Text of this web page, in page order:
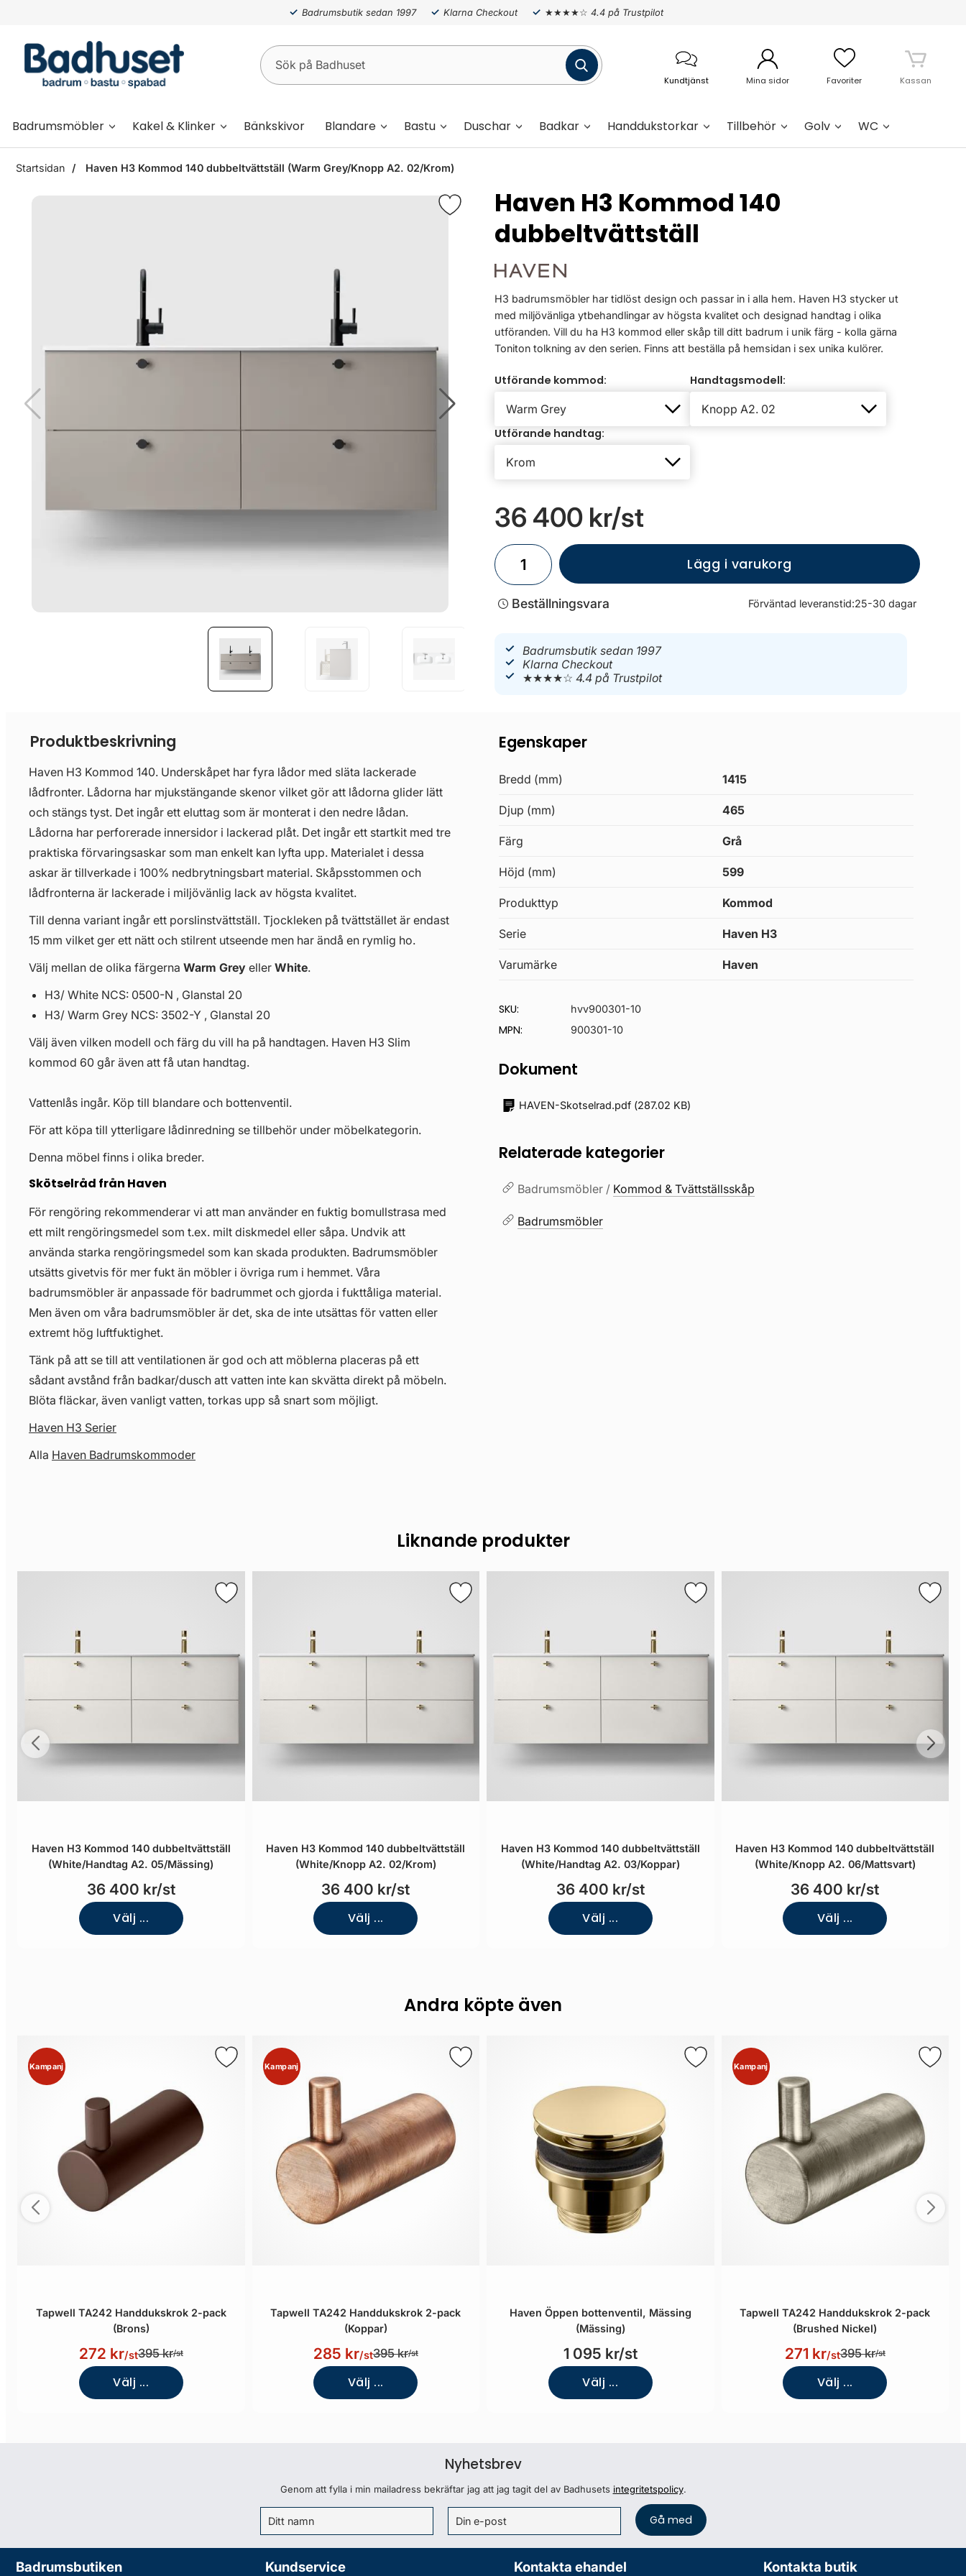
Badrumsbutik sedan 1997 Klarna Checkout ★★★★☆ 4.4 på Trustpilot
Kundtjänst Mina sidor Favoriter Kassan
Badrumsmöbler Kakel & Klinker Bänkskivor Blandare Bastu Duschar Badkar Handdukstorkar Tillbehör Golv WC
Startsidan Haven H3 Kommod 140 dubbeltvättställ (Warm Grey/Knopp A2. 02/Krom)
Haven H3 Kommod 140
dubbeltvättställ
H3 badrumsmöbler har tidlöst design och passar in i alla hem. Haven H3 stycker ut
med miljövänliga ytbehandlingar av högsta kvalitet och designad handtag i olika
utföranden. Vill du ha H3 kommod eller skåp till ditt badrum i unik färg - kolla gärna
Toniton tolkning av den serien. Finns att beställa på hemsidan i sex unika kulörer.
Utförande kommod: Handtagsmodell:
Utförande handtag:
36 400 kr/st
Lägg i varukorg
Beställningsvara Förväntad leveranstid:25-30 dagar
Badrumsbutik sedan 1997
Klarna Checkout
★★★★☆4.4 på Trustpilot
Produktbeskrivning
Haven H3 Kommod 140. Underskåpet har fyra lådor med släta lackerade
lådfronter. Lådorna har mjukstängande skenor vilket gör att lådorna glider lätt
och stängs tyst. Det ingår ett eluttag som är monterat i den nedre lådan.
Lådorna har perforerade innersidor i lackerad plåt. Det ingår ett startkit med tre
praktiska förvaringsaskar som man enkelt kan lyfta upp. Materialet i dessa
askar är tillverkade i 100% nedbrytningsbart material. Skåpsstommen och
lådfronterna är lackerade i miljövänlig lack av högsta kvalitet.
Till denna variant ingår ett porslinstvättställ. Tjockleken på tvättstället är endast
15 mm vilket ger ett nätt och stilrent utseende men har ändå en rymlig ho.
Välj mellan de olika färgerna Warm Grey eller White.
H3/ White NCS: 0500-N , Glanstal 20
H3/ Warm Grey NCS: 3502-Y , Glanstal 20
Välj även vilken modell och färg du vill ha på handtagen. Haven H3 Slim
kommod 60 går även att få utan handtag.
Vattenlås ingår. Köp till blandare och bottenventil.
För att köpa till ytterligare lådinredning se tillbehör under möbelkategorin.
Denna möbel finns i olika breder.
Skötselråd från Haven
För rengöring rekommenderar vi att man använder en fuktig bomullstrasa med
ett milt rengöringsmedel som t.ex. milt diskmedel eller såpa. Undvik att
använda starka rengöringsmedel som kan skada produkten. Badrumsmöbler
utsätts givetvis för mer fukt än möbler i övriga rum i hemmet. Våra
badrumsmöbler är anpassade för badrummet och gjorda i fukttåliga material.
Men även om våra badrumsmöbler är det, ska de inte utsättas för vatten eller
extremt hög luftfuktighet.
Tänk på att se till att ventilationen är god och att möblerna placeras på ett
sådant avstånd från badkar/dusch att vatten inte kan skvätta direkt på möbeln.
Blöta fläckar, även vanligt vatten, torkas upp så snart som möjligt.
Haven H3 Serier
Alla Haven Badrumskommoder
Egenskaper
Bredd (mm) 1415
Djup (mm) 465
Färg Grå
Höjd (mm) 599
Produkttyp Kommod
Serie Haven H3
Varumärke Haven
SKU: hvv900301-10
MPN: 900301-10
Dokument
HAVEN-Skotselrad.pdf (287.02 KB)
Relaterade kategorier
Badrumsmöbler / Kommod & Tvättställsskåp
Badrumsmöbler
Liknande produkter
Haven H3 Kommod 140 dubbeltvättställ
(White/Handtag A2. 05/Mässing)
36 400 kr/st
Välj ...
Haven H3 Kommod 140 dubbeltvättställ
(White/Knopp A2. 02/Krom)
36 400 kr/st
Välj ...
Haven H3 Kommod 140 dubbeltvättställ
(White/Handtag A2. 03/Koppar)
36 400 kr/st
Välj ...
Haven H3 Kommod 140 dubbeltvättställ
(White/Knopp A2. 06/Mattsvart)
36 400 kr/st
Välj ...
Andra köpte även
Kampanj
Tapwell TA242 Handdukskrok 2-pack
(Brons)
272 kr/st395 kr/st
Välj ...
Kampanj
Tapwell TA242 Handdukskrok 2-pack
(Koppar)
285 kr/st395 kr/st
Välj ...
Haven Öppen bottenventil, Mässing
(Mässing)
1 095 kr/st
Välj ...
Kampanj
Tapwell TA242 Handdukskrok 2-pack
(Brushed Nickel)
271 kr/st395 kr/st
Välj ...
Nyhetsbrev
Genom att fylla i min mailadress bekräftar jag att jag tagit del av Badhusets integritetspolicy.
Badrumsbutiken Kundservice Kontakta ehandel Kontakta butik